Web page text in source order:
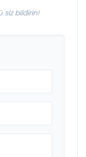
siz bildirin!